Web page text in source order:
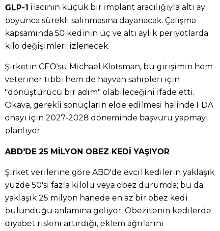
GLP-1 ilacının küçük bir implant aracılığıyla altı ay
boyunca sürekli salınmasına dayanacak. Çalışma
kapsamında 50 kedinin üç ve altı aylık periyotlarda
kilo değişimleri izlenecek.
Şirketin CEO'su Michael Klotsman, bu girişimin hem
veteriner tıbbı hem de hayvan sahipleri için
"dönüştürücü bir adım" olabileceğini ifade etti.
Okava, gerekli sonuçların elde edilmesi halinde FDA
onayı için 2027-2028 döneminde başvuru yapmayı
planlıyor.
ABD'DE 25 MİLYON OBEZ KEDİ YAŞIYOR
Şirket verilerine göre ABD'de evcil kedilerin yaklaşık
yüzde 50'si fazla kilolu veya obez durumda; bu da
yaklaşık 25 milyon hanede en az bir obez kedi
bulunduğu anlamına geliyor. Obezitenin kedilerde
diyabet riskini artırdığı, eklem ağrılarını